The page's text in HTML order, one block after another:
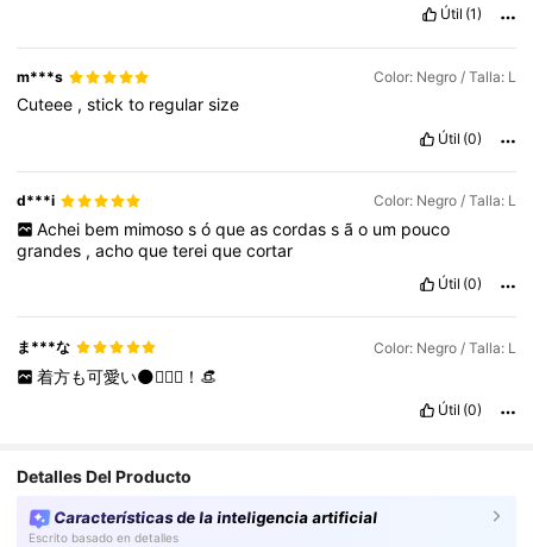
Útil (1)
m***s Color: Negro / Talla: L
Cuteee ,stickto regularsize
Útil (0)
d***i Color: Negro / Talla: L
Achei bem mimoso s ó que as cordas s ã o um pouco
grandes ,achoquetereiquecortar
Útil (0)
ま***な Color: Negro / Talla: L
着方も可愛い🌑👱🏻‍♀️！👒
Útil (0)
Detalles Del Producto
Características de la inteligencia artificial
Escrito basado en detalles